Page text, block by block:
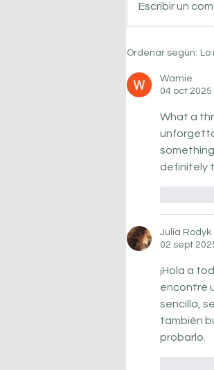
En N4
Escribir un
Ordenar según: Lo
Wamie
04 oct 2025
What a
definitely
Julia Rodyk
02 sept
¡Hola a
encontré
sencilla,
también
probarlo.